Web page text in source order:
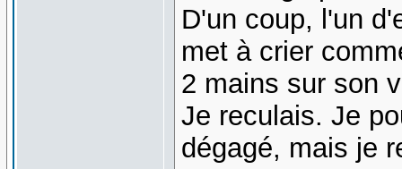
D'un coup, l'un
met à crier
2 mains sur son
Je reculais. Je
dégagé, mais je